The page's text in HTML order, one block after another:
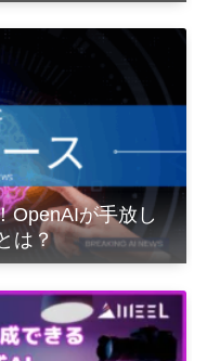
OpenAIが手放し
は？